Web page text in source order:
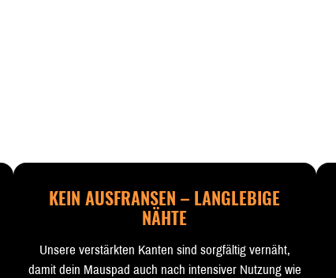
KEIN AUSFRANSEN – LANGLEBIGE
NÄHTE
Unsere verstärkten Kanten sind sorgfältig vernäht,
damit dein Mauspad auch nach intensiver Nutzung wie